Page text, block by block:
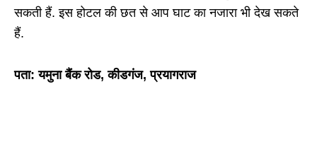
सकती हैं. इस होटल की छत से आप घाट का नजारा भी देख सकते
हैं.
पता: यमुना बैंक रोड, कीडगंज, प्रयागराज